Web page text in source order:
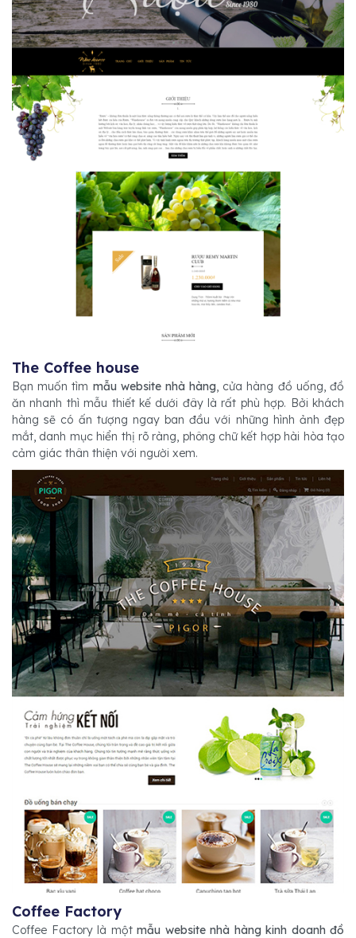
The Coffee house
Bạn muốn tìm mẫu website nhà hàng, cửa hàng đồ uống, đồ
ăn nhanh thì mẫu thiết kế dưới đây là rất phù hợp. Bởi khách
hàng sẽ có ấn tượng ngay ban đầu với những hình ảnh đẹp
mắt, danh mục hiển thị rõ ràng, phông chữ kết hợp hài hòa tạo
cảm giác thân thiện với người xem.
Coffee Factory
Coffee Factory là một mẫu website nhà hàng kinh doanh đồ